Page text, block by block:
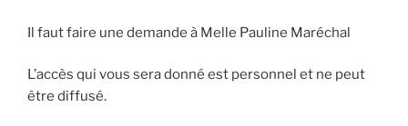
Il faut faire une demande à Melle Pauline Maréchal
L’accès qui vous sera donné est personnel et ne peut
être diffusé.